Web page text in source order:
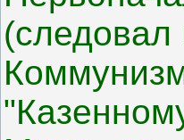
(следовал